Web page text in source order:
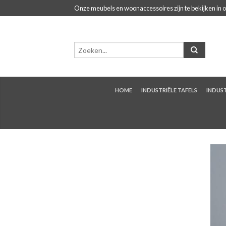
Onze meubels en woonaccessoires zijn te bekijken in
HOME INDUSTRIËLE TAFELS